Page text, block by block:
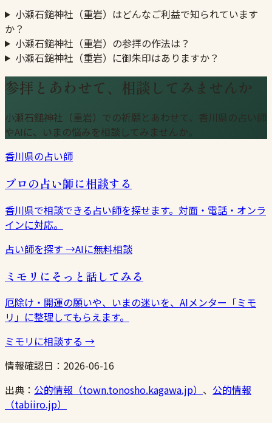
小瀬石鎚神社（重岩）はどんなご利益で知られています
か？
小瀬石鎚神社（重岩）の参拝の作法は？
小瀬石鎚神社（重岩）に御朱印はありますか？
参拝とあわせて、相談してみませんか
小瀬石鎚神社（重岩）での祈願とあわせて、香川県の占い師
やAIに、いまの悩みを相談してみませんか。
香川県の占い師
プロの占い師に相談する
香川県で相談できる占い師を探せます。対面・電話・オンラ
インに対応。
占い師を探す →AIに無料相談
ミモリにそっと話してみる
厄除け・開運の願いや、いまの迷いを、AIメンター「ミモ
リ」に整理してもらえます。
ミモリに相談する →
情報確認日： 2026-06-16
出典： 公的情報（town.tonosho.kagawa.jp） 、 公的情報
（tabiiro.jp）